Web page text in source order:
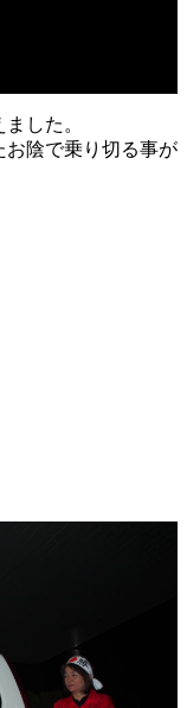
した。
お陰で乗り切る事が